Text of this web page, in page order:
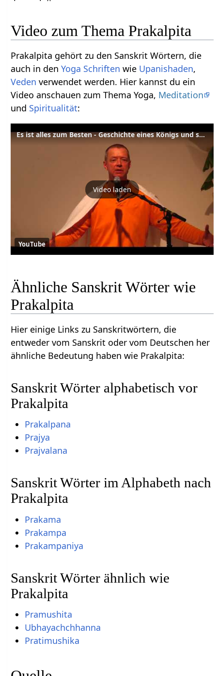
Video zum Thema Prakalpita
Prakalpita gehört zu den Sanskrit Wörtern, die
auch in denYoga Schriften wie Upanishaden,
Veden verwendet werden. Hier kannst du ein
Video anschauen zum Thema Yoga, Meditation
und Spiritualität:
Es ist alles zum Besten - Geschichte eines Königs und seines Ministers
Video laden
YouTube
Ähnliche Sanskrit Wörter wie
Prakalpita
Hier einige Links zu Sanskritwörtern, die
entweder vom Sanskrit oder vom Deutschen her
ähnliche Bedeutung haben wie Prakalpita:
Sanskrit Wörter alphabetisch vor
Prakalpita
Prakalpana
Prajya
Prajvalana
Sanskrit Wörter im Alphabeth nach
Prakalpita
Prakama
Prakampa
Prakampaniya
Sanskrit Wörter ähnlich wie
Prakalpita
Pramushita
Ubhayachchhanna
Pratimushika